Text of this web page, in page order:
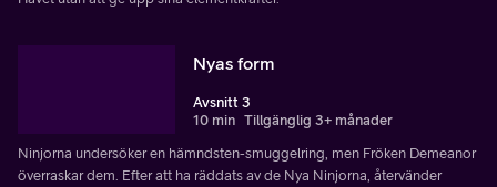
Nyas form
Avsnitt 3
10 min Tillgänglig 3+ månader
Ninjorna undersöker en hämndsten-smuggelring, men Fröken Demeanor
överraskar dem. Efter att ha räddats av de Nya Ninjorna, återvänder